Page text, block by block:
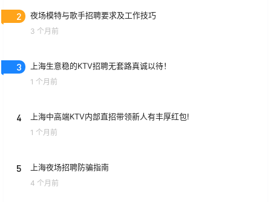
2 夜场模特与歌手招聘要求及工作技巧
3 个月前
3 上海生意稳的KTV招聘无套路真诚以待！
1 个月前
4 上海中高端KTV内部直招带领新人有丰厚红包!
1 个月前
5 上海夜场招聘防骗指南
4 个月前